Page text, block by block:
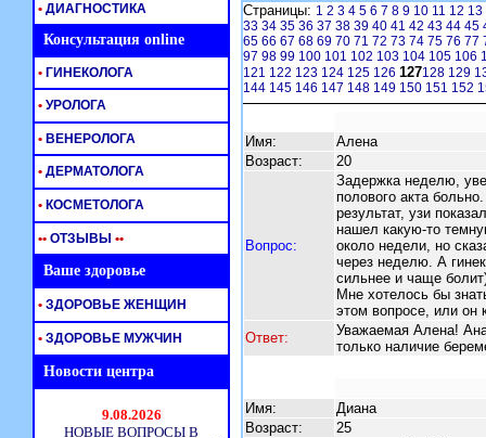
Страницы: 1 2 3 4 5 6 7 8 9 10 11 12 13
33 34 35 36 37 38 39 40 41 42 43 44 45
65 66 67 68 69 70 71 72 73 74 75 76 77
97 98 99 100 101 102 103 104 105 106
121 122 123 124 125 126 127128 129
144 145 146 147 148 149 150 151 152
Имя:
Алена
Возраст:
20
Вопрос:
Задержка неделю,
полового акта
результат, узи
нашел какую-то
около недели, но
через неделю. А
сильнее и чаще
Мне хотелось бы
этом вопросе, или он
Ответ:
Уважаемая Алена!
только наличие
Имя:
Диана
Возраст:
25
• ДИАГНОСТИКА
Консультация online
• ГИНЕКОЛОГА
• УРОЛОГА
• ВЕНЕРОЛОГА
• ДЕРМАТОЛОГА
• КОСМЕТОЛОГА
•• ОТЗЫВЫ ••
Ваше здоровье
• ЗДОРОВЬЕ ЖЕНЩИН
• ЗДОРОВЬЕ МУЖЧИН
Новости центра